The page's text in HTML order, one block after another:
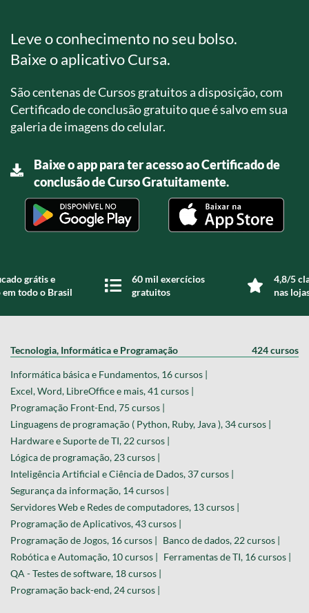
Leve o conhecimento no seu bolso.
Baixe o aplicativo Cursa.
São centenas de Cursos gratuitos a disposição, com
Certificado de conclusão gratuito que é salvo em sua
galeria de imagens do celular.
Baixe o app para ter acesso ao Certificado de
conclusão de Curso Gratuitamente.
grátis e
todo o Brasil
60 mil exercícios
gratuitos
4,8/5
nas
Tecnologia, Informática e Programação 424 cursos
Informática básica e Fundamentos, 16 cursos |
Excel, Word, LibreOffice e mais, 41 cursos |
Programação Front-End, 75 cursos |
Linguagens de programação ( Python, Ruby, Java ), 34 cursos |
Hardware e Suporte de TI, 22 cursos |
Lógica de programação, 23 cursos |
Inteligência Artificial e Ciência de Dados, 37 cursos |
Segurança da informação, 14 cursos |
Servidores Web e Redes de computadores, 13 cursos |
Programação de Aplicativos, 43 cursos |
Programação de Jogos, 16 cursos | Banco de dados, 22 cursos |
Robótica e Automação, 10 cursos | Ferramentas de TI, 16 cursos |
QA - Testes de software, 18 cursos |
Programação back-end, 24 cursos |